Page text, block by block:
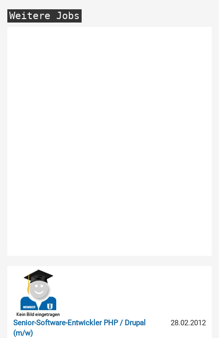
Weitere Jobs
28.02.2012
Senior-Software-Entwickler PHP / Drupal
(m/w)